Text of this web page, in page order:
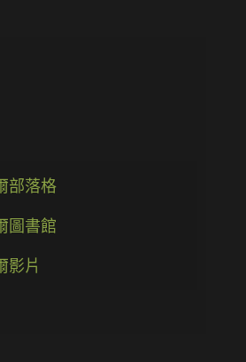
部落格
圖書館
影片